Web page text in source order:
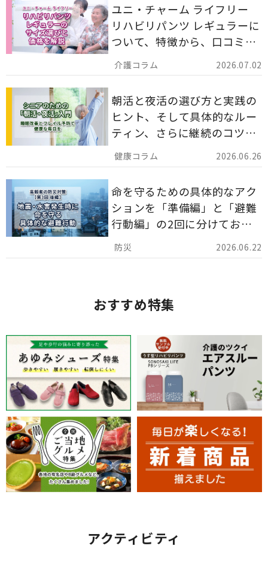
2026.07.02
ユニ・チャーム ライフリー
リハビリパンツ レギュラーに
ついて、特徴から、口コミ、
災害備蓄としての活用法まで
分かりやすく解説します。
2026.06.26
朝活と夜活の選び方と実践の
ヒント、そして具体的なルー
ティン、さらに継続のコツま
でを詳しくご紹介します。
2026.06.22
命を守るための具体的なアク
ションを「準備編」と「避難
行動編」の2回に分けてお届
けしています。
おすすめ特集
アクティビティ